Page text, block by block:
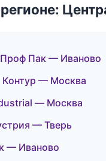
Пак — Иваново
— Москва
— Москва
— Тверь
— Иваново